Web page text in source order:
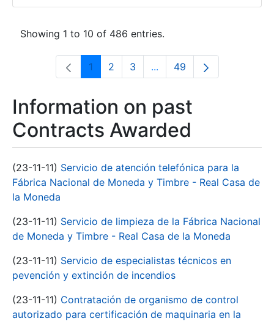
Showing 1 to 10 of 486 entries.
Page
1 Page
2 Page
3 ...Intermediate Pages Use
Page
49
Information on past
Contracts Awarded
(23-11-11) Servicio de atención telefónica para la
Fábrica Nacional de Moneda y Timbre - Real Casa de
la Moneda
(23-11-11) Servicio de limpieza de la Fábrica Nacional
de Moneda y Timbre - Real Casa de la Moneda
(23-11-11) Servicio de especialistas técnicos en
pevención y extinción de incendios
(23-11-11) Contratación de organismo de control
autorizado para certificación de maquinaria en la